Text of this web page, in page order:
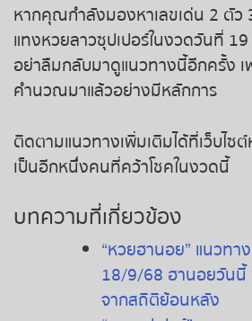
หากคุณกำลังมองหาเลขเด่น 2 ตัว
แทงหวยลาวซุปเปอร์ในงวดวันที่
อย่าลืมกลับมาดูแนวทางนี้อีกครั้ง เ
คำนวณมาแล้วอย่างมีหลักการ
ติดตามแนวทางเพิ่มเติมได้ที่เว็บไซ
เป็นอีกหนึ่งคนที่คว้าโชคในงวดนี้
บทความที่เกี่ยวข้อง
“หวยฮานอย” แนวทา
18/9/68 ฮานอยวัน
จากสถิติย้อนหลัง